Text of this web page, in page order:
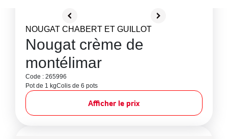
NOUGAT CHABERT ET GUILLOT
Nougat crème de
montélimar
Code : 265996
Pot de 1 kgColis de 6 pots
Afficher le prix